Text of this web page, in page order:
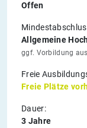
Offen
Allgemeine
ggf. Vorbildung
Freie
Freie Plätze
Dauer:
3 Jahre